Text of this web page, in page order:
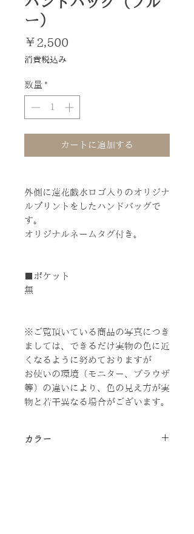
ー）
￥2,500
消費税込み
数量 *
カートに追加する
外側に蓮花戯水ロゴ入りのオリジナ
ルプリントをしたハンドバッグで
す。
オリジナルネームタグ付き。
■ポケット
無
※ご覧頂いている商品の写真につき
ましては、できるだけ実物の色に近
くなるように努めておりますが
お使いの環境（モニター、ブラウザ
等）の違いにより、色の見え方が実
物と若干異なる場合がございます。
カラー